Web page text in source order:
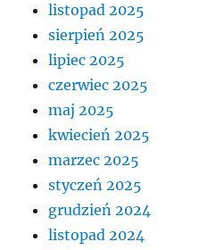
listopad 2025
sierpień 2025
lipiec 2025
czerwiec 2025
maj 2025
kwiecień 2025
marzec 2025
styczeń 2025
grudzień 2024
listopad 2024